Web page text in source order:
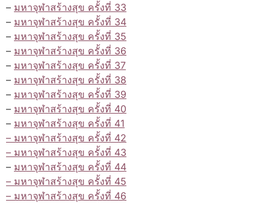
– มหาจุฬาสร้างสุข ครั้งที่ 33
– มหาจุฬาสร้างสุข ครั้งที่ 34
– มหาจุฬาสร้างสุข ครั้งที่ 35
– มหาจุฬาสร้างสุข ครั้งที่ 36
– มหาจุฬาสร้างสุข ครั้งที่ 37
– มหาจุฬาสร้างสุข ครั้งที่ 38
– มหาจุฬาสร้างสุข ครั้งที่ 39
– มหาจุฬาสร้างสุข ครั้งที่ 40
– มหาจุฬาสร้างสุข ครั้งที่ 41
– มหาจุฬาสร้างสุข ครั้งที่ 42
– มหาจุฬาสร้างสุข ครั้งที่ 43
– มหาจุฬาสร้างสุข ครั้งที่ 44
– มหาจุฬาสร้างสุข ครั้งที่ 45
– มหาจุฬาสร้างสุข ครั้งที่ 46